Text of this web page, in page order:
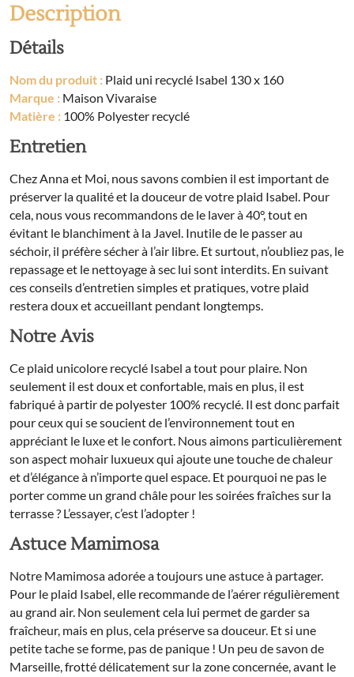
Description
Détails
Nom du produit : Plaid uni recyclé Isabel 130 x 160
Marque : Maison Vivaraise
Matière : 100% Polyester recyclé
Entretien
Chez Anna et Moi, nous savons combien il est important de
préserver la qualité et la douceur de votre plaid Isabel. Pour
cela, nous vous recommandons de le laver à 40°, tout en
évitant le blanchiment à la Javel. Inutile de le passer au
séchoir, il préfère sécher à l’air libre. Et surtout, n’oubliez pas, le
repassage et le nettoyage à sec lui sont interdits. En suivant
ces conseils d’entretien simples et pratiques, votre plaid
restera doux et accueillant pendant longtemps.
Notre Avis
Ce plaid unicolore recyclé Isabel a tout pour plaire. Non
seulement il est doux et confortable, mais en plus, il est
fabriqué à partir de polyester 100% recyclé. Il est donc parfait
pour ceux qui se soucient de l’environnement tout en
appréciant le luxe et le confort. Nous aimons particulièrement
son aspect mohair luxueux qui ajoute une touche de chaleur
et d’élégance à n’importe quel espace. Et pourquoi ne pas le
porter comme un grand châle pour les soirées fraîches sur la
terrasse ? L’essayer, c’est l’adopter !
Astuce Mamimosa
Notre Mamimosa adorée a toujours une astuce à partager.
Pour le plaid Isabel, elle recommande de l’aérer régulièrement
au grand air. Non seulement cela lui permet de garder sa
fraîcheur, mais en plus, cela préserve sa douceur. Et si une
petite tache se forme, pas de panique ! Un peu de savon de
Marseille, frotté délicatement sur la zone concernée, avant le